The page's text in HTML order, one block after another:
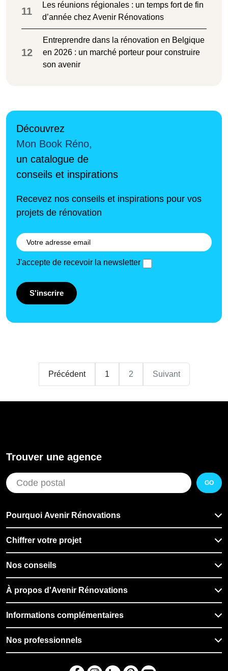
11
Les réunions régionales : un temps fort de fin
d’année chez Avenir Rénovations
12
Entreprendre dans la rénovation en Belgique
en 2026 : un marché porteur pour construire
son avenir
Découvrez
Mon Book Réno,
un catalogue de
conseils et inspirations
Recevez nos conseils et inspirations pour vos
projets de rénovation
J'accepte de recevoir la newsletter
S'inscrire
Précédent 1 2 Suivant
Trouver une agence
GO
Pourquoi Avenir Rénovations
Chiffrer votre projet
Nos conseils
À propos d'Avenir Rénovations
Informations complémentaires
Nos professionnels